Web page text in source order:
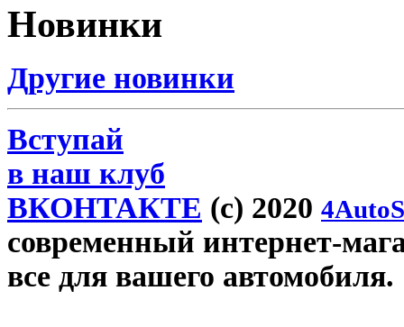
Новинки
Другие новинки
Вступай
в наш клуб
ВКОНТАКТЕ (c) 2020
современный интернет-
все для вашего автомобиля.